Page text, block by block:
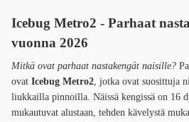
Icebug Metro2 - Parhaat
vuonna 2026
Mitkä ovat parhaat nastakengät naisille?
ovat Icebug Metro2, jotka ovat suosittuja
liukkailla pinnoilla. Näissä kengissä on 16
mukautuvat alustaan, tehden kävelystä